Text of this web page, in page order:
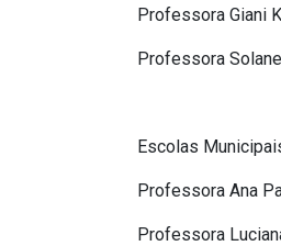
Professora Giani
Professora
Escolas
Professora Ana
Professora